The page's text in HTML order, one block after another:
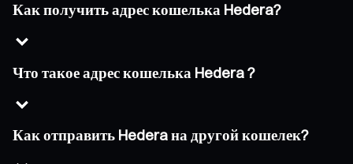
Как получить адрес кошелька Hedera?
Что такое адрес кошелька Hedera ?
Как отправить Hedera на другой кошелек?